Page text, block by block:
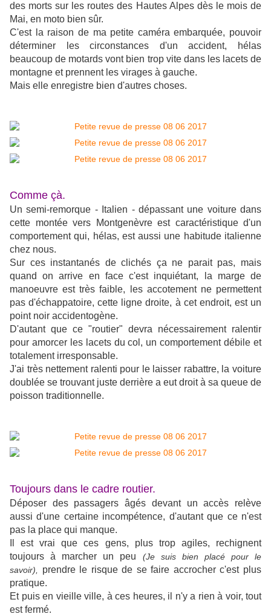
des morts sur les routes des Hautes Alpes dès le mois de
Mai, en moto bien sûr.
C'est la raison de ma petite caméra embarquée, pouvoir
déterminer les circonstances d'un accident, hélas
beaucoup de motards vont bien trop vite dans les lacets de
montagne et prennent les virages à gauche.
Mais elle enregistre bien d'autres choses.
Comme çà.
Un semi-remorque - Italien - dépassant une voiture dans
cette montée vers Montgenèvre est caractéristique d'un
comportement qui, hélas, est aussi une habitude italienne
chez nous.
Sur ces instantanés de clichés ça ne parait pas, mais
quand on arrive en face c'est inquiétant, la marge de
manoeuvre est très faible, les accotement ne permettent
pas d'échappatoire, cette ligne droite, à cet endroit, est un
point noir accidentogène.
D'autant que ce "routier" devra nécessairement ralentir
pour amorcer les lacets du col, un comportement débile et
totalement irresponsable.
J'ai très nettement ralenti pour le laisser rabattre, la voiture
doublée se trouvant juste derrière a eut droit à sa queue de
poisson traditionnelle.
Toujours dans le cadre routier.
Déposer des passagers âgés devant un accès relève
aussi d'une certaine incompétence, d'autant que ce n'est
pas la place qui manque.
Il est vrai que ces gens, plus trop agiles, rechignent
toujours à marcher un peu (Je suis bien placé pour le
savoir), prendre le risque de se faire accrocher c'est plus
pratique.
Et puis en vieille ville, à ces heures, il n'y a rien à voir, tout
est fermé.